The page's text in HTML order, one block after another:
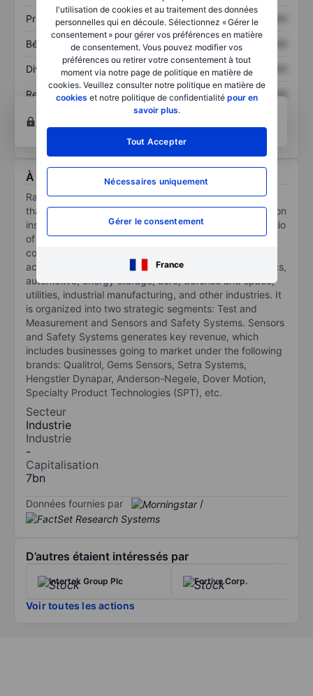
l'utilisation de cookies et au traitement des données
personnelles qui en découle. Sélectionnez « Gérer le
consentement » pour gérer vos préférences en matière
de consentement. Vous pouvez modifier vos
préférences ou retirer votre consentement à tout
moment via notre page de politique en matière de
cookies. Veuillez consulter notre politique en matière de
cookies et notre politique de confidentialité pour en
savoir plus.
Tout Accepter
Nécessaires uniquement
Gérer le consentement
France
Prix / ventes XXXXXXX XXXXXXX
Bénéfice par action XXXXXXX
Dividende par action XXXXXXX XXXXXXX
Rendement des
XXXXXXX
XXXXXXX
Ouvrir un compte
pour accéder à d’autres outils
techniques et d’analyses.
À propos Ralliant Corporation
Ralliant Corp is a technology company with businesses
that design, develop, manufacture, and service precision
instruments and engineered products. It include portfolio
of over 2,200 active patents and engineers at industry
companies, research institutions, and governments,
across semiconductor, datacenter, consumer electronics,
automotive, energy storage, aero, defense and space,
utilities, industrial manufacturing, and other industries. It
is organized into two strategic segments: Test and
Measurement and Sensors and Safety Systems. Sensors
and Safety Systems generates key revenue, which
includes businesses going to market under the following
brands: Qualitrol, Gems Sensors, Setra Systems,
Hengstler Dynapar, Anderson-Negele, Dover Motion,
Specialty Product Technologies (SPT), etc.
Secteur
Industrie
Industrie
-
Capitalisation
7bn
Données fournies par /
D’autres étaient intéressés par
Intertek Group Plc Fortive Corp.
Voir toutes les actions